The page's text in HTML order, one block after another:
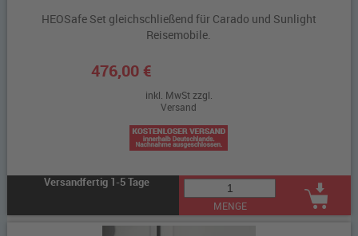
HEOSafe Set gleichschließend für Carado und Sunlight
Reisemobile.
476,00 €
inkl. MwSt zzgl.
Versand
Versandfertig 1-5 Tage
MENGE